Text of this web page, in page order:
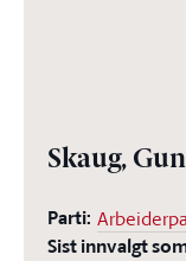
Skaug,
Parti:
Sist innvalgt